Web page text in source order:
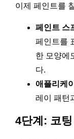
이제 페인트를
페인트 스
페인트를
한 모양에
다.
애플리케
레이 패턴
4단계: 코